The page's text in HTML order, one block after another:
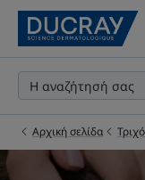
Αρχική σελίδα